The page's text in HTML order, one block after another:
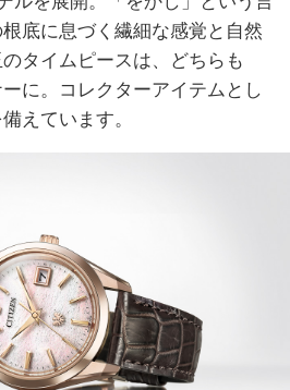
底に息づく繊細な感覚と自然
タイムピースは、どちらも
に。コレクターアイテムとし
えています。